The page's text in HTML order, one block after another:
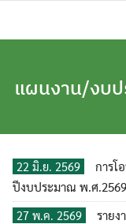
แผนงาน/งบ
22 มิ.ย. 2569
การโ
ปีงบประมาณ พ.ศ
27 พ.ค. 2569
รายง